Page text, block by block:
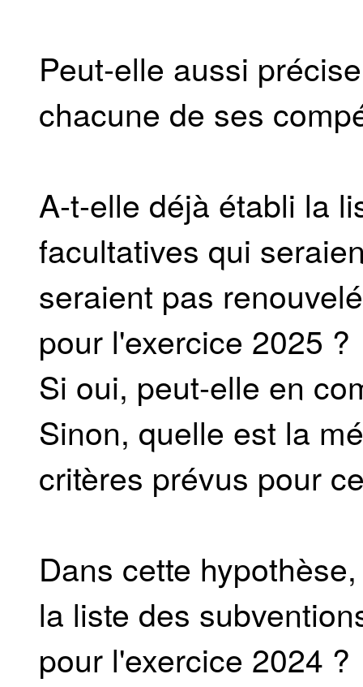
Peut-elle aussi
chacune de ses
A-t-elle déjà établi la
facultatives qui
seraient pas
pour l'exercice 2025 ?
Si oui, peut-elle en
Sinon, quelle est la
critères prévus pour
Dans cette
la liste des
pour l'exercice 2024 ?